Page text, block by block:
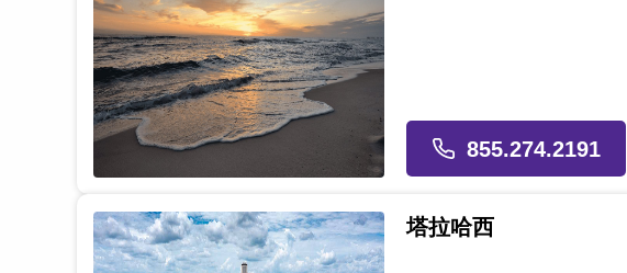
855.274.2191
塔拉哈西